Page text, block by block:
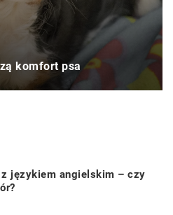
komfort psa
z językiem angielskim – czy